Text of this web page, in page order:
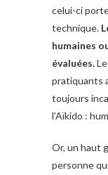
celui-ci
technique.
humaines
évaluées.
pratiquants
toujours
l’Aïkido :
Or, un haut
personne